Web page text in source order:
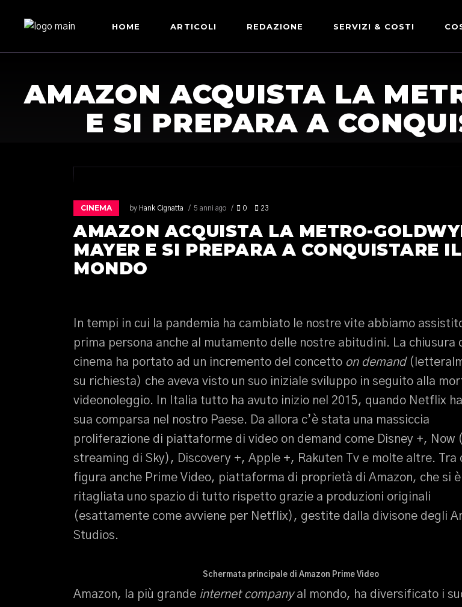
HOME ARTICOLI REDAZIONE SERVIZI & COSTI
LE NOSTRE PARTNERSHIP
COMUNICAZIONE EXPRESS
AMAZON ACQUISTA LA
E SI PREPARA A
CINEMA by Hank Cignatta 5 anni ago 0 23
AMAZON ACQUISTA LA METRO-
MAYER E SI PREPARA A CONQUISTARE IL
MONDO
In tempi in cui la pandemia ha cambiato le nostre vite abbiamo
prima persona anche al mutamento delle nostre abitudini. La chiusura
cinema ha portato ad un incremento del concetto on demand
su richiesta) che aveva visto un suo iniziale sviluppo in seguito alla
videonoleggio. In Italia tutto ha avuto inizio nel 2015, quando Netflix
sua comparsa nel nostro Paese. Da allora c’è stata una massiccia
proliferazione di piattaforme di video on demand come Disney +, Now
streaming di Sky), Discovery +, Apple +, Rakuten Tv e molte altre. Tra
figura anche Prime Video, piattaforma di proprietà di Amazon, che si è
ritagliata uno spazio di tutto rispetto grazie a produzioni originali
(esattamente come avviene per Netflix), gestite dalla divisone degli
Studios.
Schermata principale di Amazon Prime Video
Amazon, la più grande internet companyal mondo, ha diversificato i